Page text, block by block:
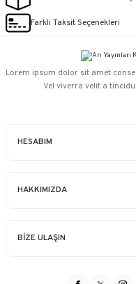
Farklı Taksit Seçenekleri
HESABIM
HAKKIMIZDA
BİZE ULAŞIN
Lorem ipsum dolor sit amet
Vel viverra velit a